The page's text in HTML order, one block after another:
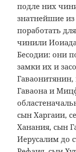
подле них
знатнейшие
поработать
чинили
Бесодии: они
замки их и
Гаваона и
сын Харгаии,
Ханания, сын
Иерусалим до